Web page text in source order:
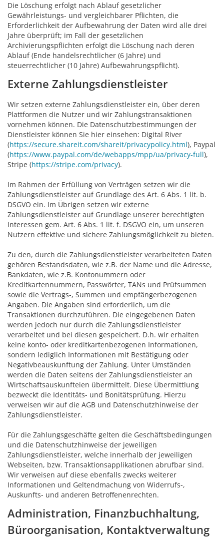
Die Löschung erfolgt nach Ablauf gesetzlicher
Gewährleistungs- und vergleichbarer Pflichten, die
Erforderlichkeit der Aufbewahrung der Daten wird alle drei
Jahre überprüft; im Fall der gesetzlichen
Archivierungspflichten erfolgt die Löschung nach deren
Ablauf (Ende handelsrechtlicher (6 Jahre) und
steuerrechtlicher (10 Jahre) Aufbewahrungspflicht).
Externe Zahlungsdienstleister
Wir setzen externe Zahlungsdienstleister ein, über deren
Plattformen die Nutzer und wir Zahlungstransaktionen
vornehmen können. Die Datenschutzbestimmungen der
Dienstleister können Sie hier einsehen: Digital River
(https://secure.shareit.com/shareit/privacypolicy.html), Paypal
(https://www.paypal.com/de/webapps/mpp/ua/privacy-full),
Stripe (https://stripe.com/privacy).
Im Rahmen der Erfüllung von Verträgen setzen wir die
Zahlungsdienstleister auf Grundlage des Art. 6 Abs. 1 lit. b.
DSGVO ein. Im Übrigen setzen wir externe
Zahlungsdienstleister auf Grundlage unserer berechtigten
Interessen gem. Art. 6 Abs. 1 lit. f. DSGVO ein, um unseren
Nutzern effektive und sichere Zahlungsmöglichkeit zu bieten.
Zu den, durch die Zahlungsdienstleister verarbeiteten Daten
gehören Bestandsdaten, wie z.B. der Name und die Adresse,
Bankdaten, wie z.B. Kontonummern oder
Kreditkartennummern, Passwörter, TANs und Prüfsummen
sowie die Vertrags-, Summen und empfängerbezogenen
Angaben. Die Angaben sind erforderlich, um die
Transaktionen durchzuführen. Die eingegebenen Daten
werden jedoch nur durch die Zahlungsdienstleister
verarbeitet und bei diesen gespeichert. D.h. wir erhalten
keine konto- oder kreditkartenbezogenen Informationen,
sondern lediglich Informationen mit Bestätigung oder
Negativbeauskunftung der Zahlung. Unter Umständen
werden die Daten seitens der Zahlungsdienstleister an
Wirtschaftsauskunfteien übermittelt. Diese Übermittlung
bezweckt die Identitäts- und Bonitätsprüfung. Hierzu
verweisen wir auf die AGB und Datenschutzhinweise der
Zahlungsdienstleister.
Für die Zahlungsgeschäfte gelten die Geschäftsbedingungen
und die Datenschutzhinweise der jeweiligen
Zahlungsdienstleister, welche innerhalb der jeweiligen
Webseiten, bzw. Transaktionsapplikationen abrufbar sind.
Wir verweisen auf diese ebenfalls zwecks weiterer
Informationen und Geltendmachung von Widerrufs-,
Auskunfts- und anderen Betroffenenrechten.
Administration, Finanzbuchhaltung,
Büroorganisation, Kontaktverwaltung